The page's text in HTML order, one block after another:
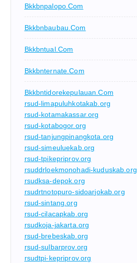
Bkkbnpalopo.com
Bkkbnbaubau.com
Bkkbntual.com
Bkkbnternate.com
Bkkbntidorekepulauan.com
rsud-limapuluhkotakab.org
rsud-kotamakassar.org
rsud-kotabogor.org
rsud-tanjungpinangkota.org
rsud-simeuluekab.org
rsud-tpikepriprov.org
rsuddrloekmonohadi-kuduskab.org
rsudksa-depok.org
rsudrtnotopuro-sidoarjokab.org
rsud-sintang.org
rsud-cilacapkab.org
rsudkoja-jakarta.org
rsud-brebeskab.org
rsud-sulbarprov.org
rsudtpi-kepriprov.org